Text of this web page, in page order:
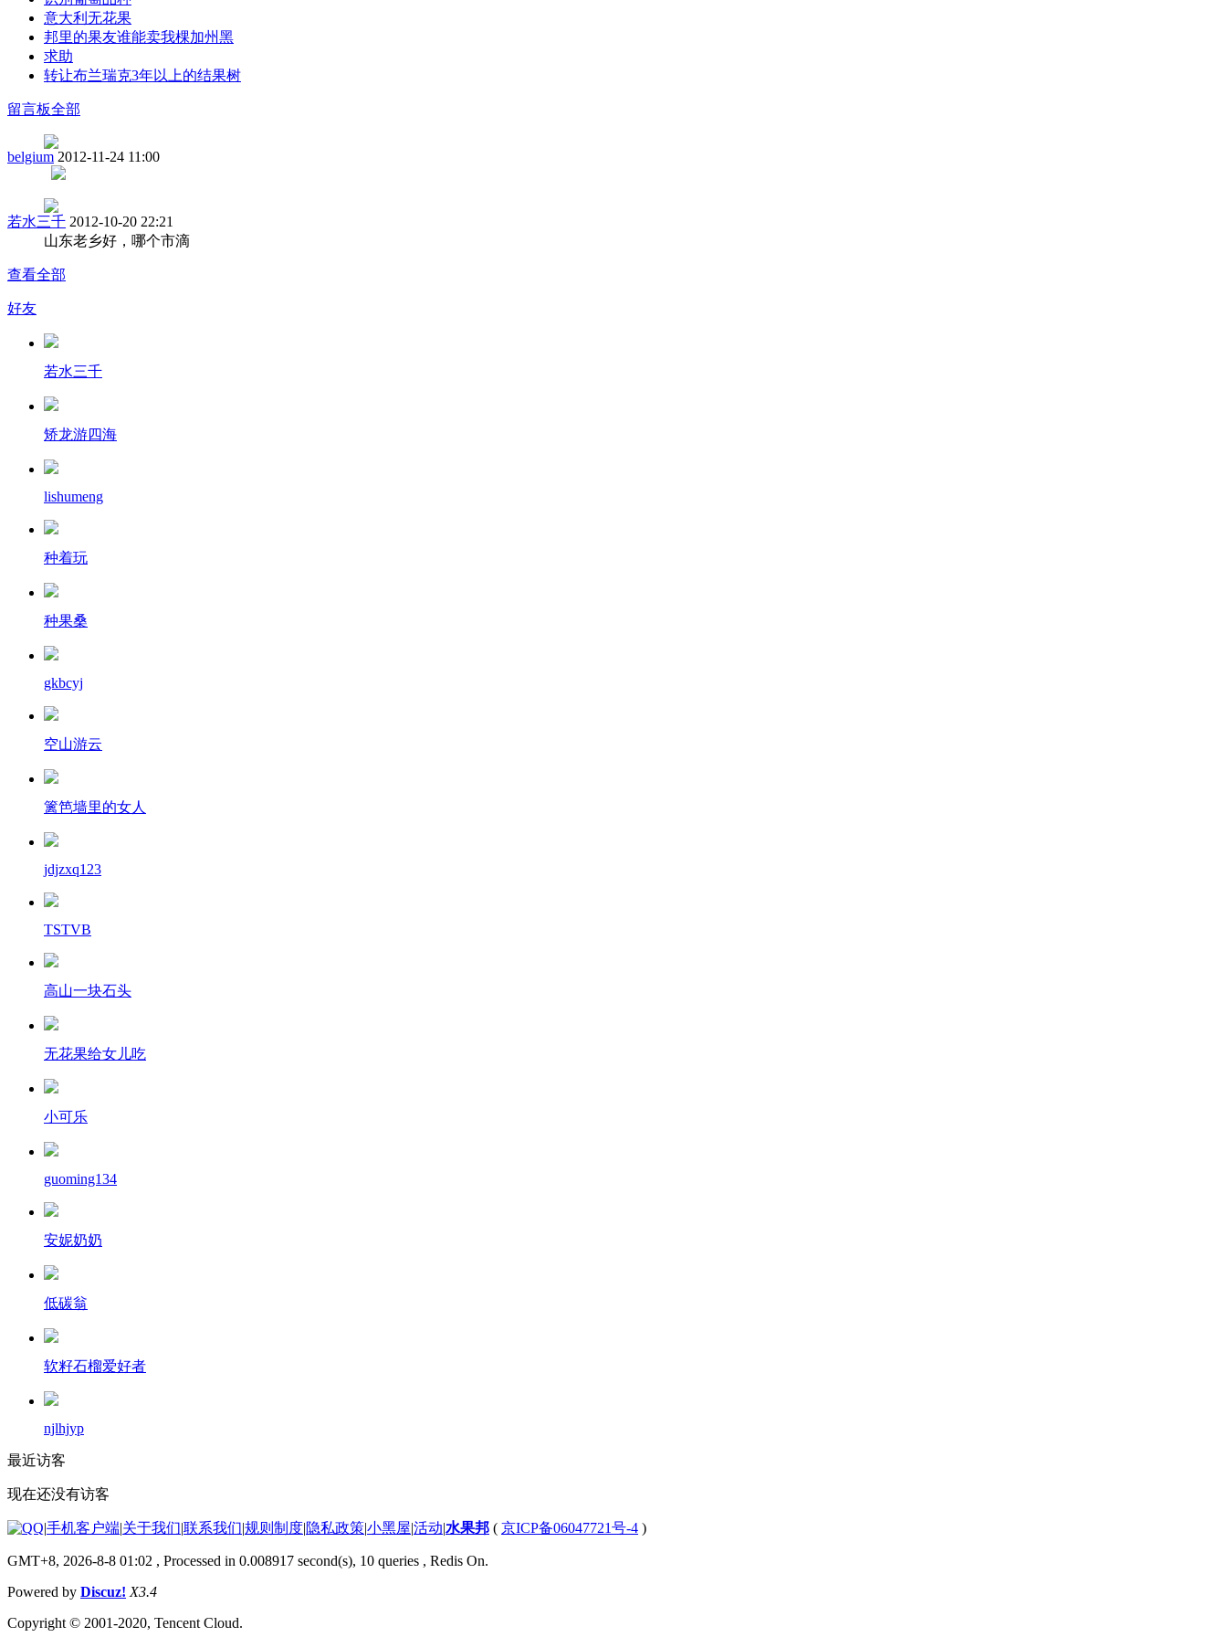
意大利无花果
邦里的果友谁能卖我棵加州黑
求助
转让布兰瑞克3年以上的结果树
留言板全部
belgium 2012-11-24 11:00
若水三千 2012-10-20 22:21
山东老乡好，哪个市滴
查看全部
好友
若水三千
矫龙游四海
lishumeng
种着玩
种果桑
gkbcyj
空山游云
篱笆墙里的女人
jdjzxq123
TSTVB
高山一块石头
无花果给女儿吃
小可乐
guoming134
安妮奶奶
低碳翁
软籽石榴爱好者
njlhjyp
最近访客
现在还没有访客
|手机客户端|关于我们|联系我们|规则制度|隐私政策|小黑屋|活动|水果邦 ( 京ICP备06047721号-4 )
GMT+8, 2026-8-8 01:02 , Processed in 0.008917 second(s), 10 queries , Redis On.
Powered by Discuz! X3.4
Copyright © 2001-2020, Tencent Cloud.